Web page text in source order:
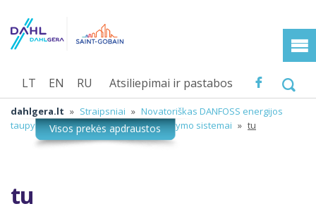
Atsiliepimai ir pastabos
LT EN RU
dahlgera.lt » Straipsniai » Novatoriškas DANFOSS energijos
taupymo sprendimas vienvamzdei šildymo sistemai » tu
tu